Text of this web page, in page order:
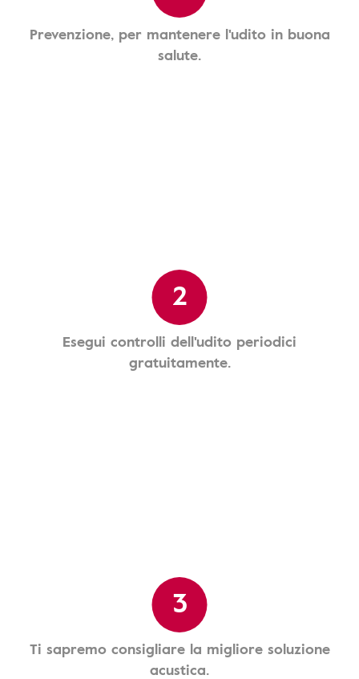
Prevenzione, per mantenere l'udito in buona
salute.
2
Esegui controlli dell'udito periodici
gratuitamente.
3
Ti sapremo consigliare la migliore soluzione
acustica.